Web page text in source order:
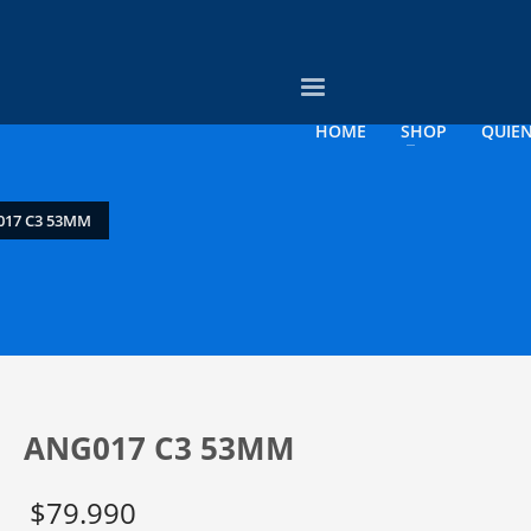
HOME SHOP
C3 53MM
ANG017 C3 53MM
$79.990